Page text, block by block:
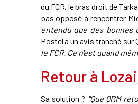
du FCR, le bras droit de
pas opposé à rencontrer
entendu que des bonnes
Postel a un avis tranché sur
le FCR. Ce n'est quand
Retour à
Sa solution ? "Que QRM